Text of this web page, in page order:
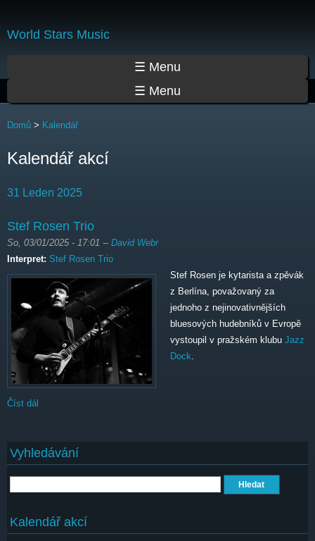
World Stars Music
☰ Menu
☰ Menu
Jste zde
Domů > Kalendář
Kalendář akcí
31 Leden 2025
Stef Rosen Trio
So, 03/01/2025 - 17:01 -- David Webr
Interpret: Stef Rosen Trio
Stef Rosen je kytarista a zpěvák
z Berlína, považovaný za
jednoho z nejinovativnějších
bluesových hudebníků v Evropě
vystoupil v pražském klubu Jazz
Dock
Číst dál
Vyhledávání
Kalendář akcí